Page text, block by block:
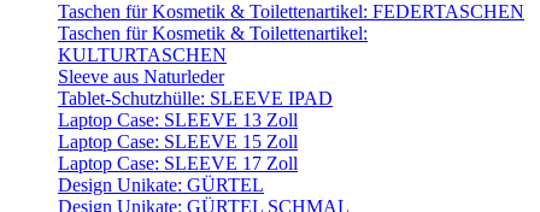
Taschen für Kosmetik & Toilettenartikel: FEDERTASCHEN
Taschen für Kosmetik & Toilettenartikel:
KULTURTASCHEN
Sleeve aus Naturleder
Tablet-Schutzhülle: SLEEVE IPAD
Laptop Case: SLEEVE 13 Zoll
Laptop Case: SLEEVE 15 Zoll
Laptop Case: SLEEVE 17 Zoll
Design Unikate: GÜRTEL
Design Unikate: GÜRTEL SCHMAL